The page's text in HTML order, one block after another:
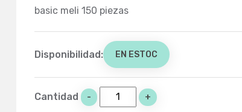
basic meli 150 piezas
Disponibilidad: EN ESTOC
Cantidad - +